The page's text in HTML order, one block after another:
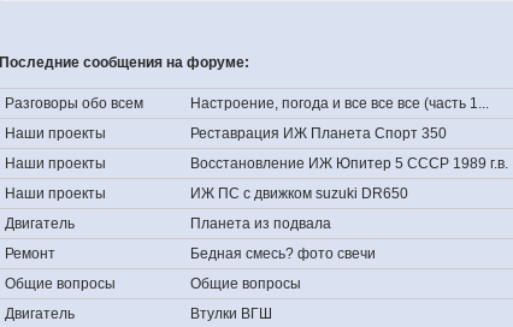
Последние сообщения на форуме:
Разговоры обо всем Настроение, погода и все все все (часть 1...
Наши проекты
Реставрация ИЖ Планета Спорт 350
Наши проекты
Восстановление ИЖ Юпитер 5 СССР 1989 г.в.
Наши проекты
ИЖ ПС с движком suzuki DR650
Двигатель
Планета из подвала
Ремонт
Бедная смесь? фото свечи
Общие вопросы
Общие вопросы
Двигатель
Втулки ВГШ